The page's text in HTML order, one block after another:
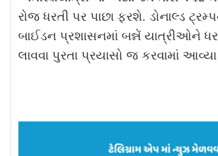
રોજ ધરતી પર પાછા ફરશે. ડોનાલ્ડ
બાઈડન પ્રશાસનમાં બન્નેં યાત્રીઓને
લાવવા પુરતા પ્રયાસો જ કરવામાં